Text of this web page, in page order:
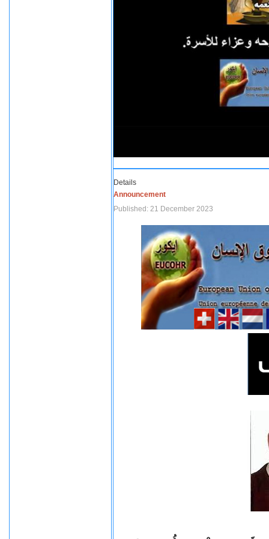
Details
Announcement
Published: 21 December 2023